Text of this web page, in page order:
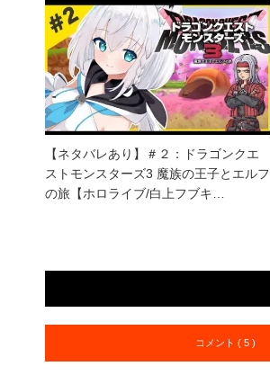
【ネタバレあり】＃２：ドラゴンクエ
ストモンスターズ3 魔族の王子とエルフ
の旅【ホロライブ/白上フブキ…
コメント ( 5 )